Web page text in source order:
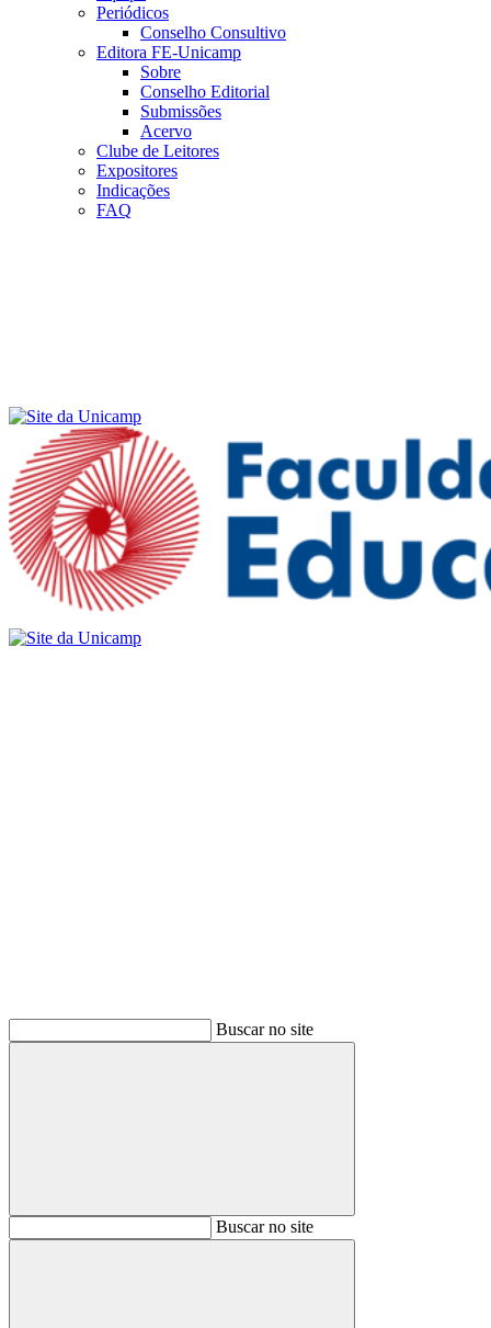
Periódicos
Conselho Consultivo
Editora FE-Unicamp
Sobre
Conselho Editorial
Submissões
Acervo
Clube de Leitores
Expositores
Indicações
FAQ
Buscar no site
BuscarBuscar no site